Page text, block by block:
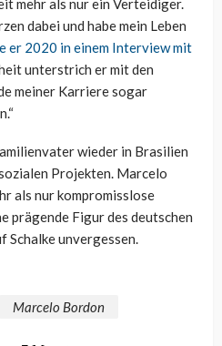
mehr als nur ein Verteidiger.
dabei und habe mein Leben
er 2020 in einem Interview mit
unterstrich er mit den
meiner Karriere sogar
wieder in Brasilien
Projekten. Marcelo
als nur kompromisslose
prägende Figur des deutschen
Schalke unvergessen.
Marcelo Bordon